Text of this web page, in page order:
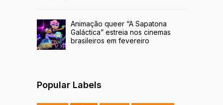
Animação queer “A Sapatona
Galáctica” estreia nos cinemas
brasileiros em fevereiro
Popular Labels